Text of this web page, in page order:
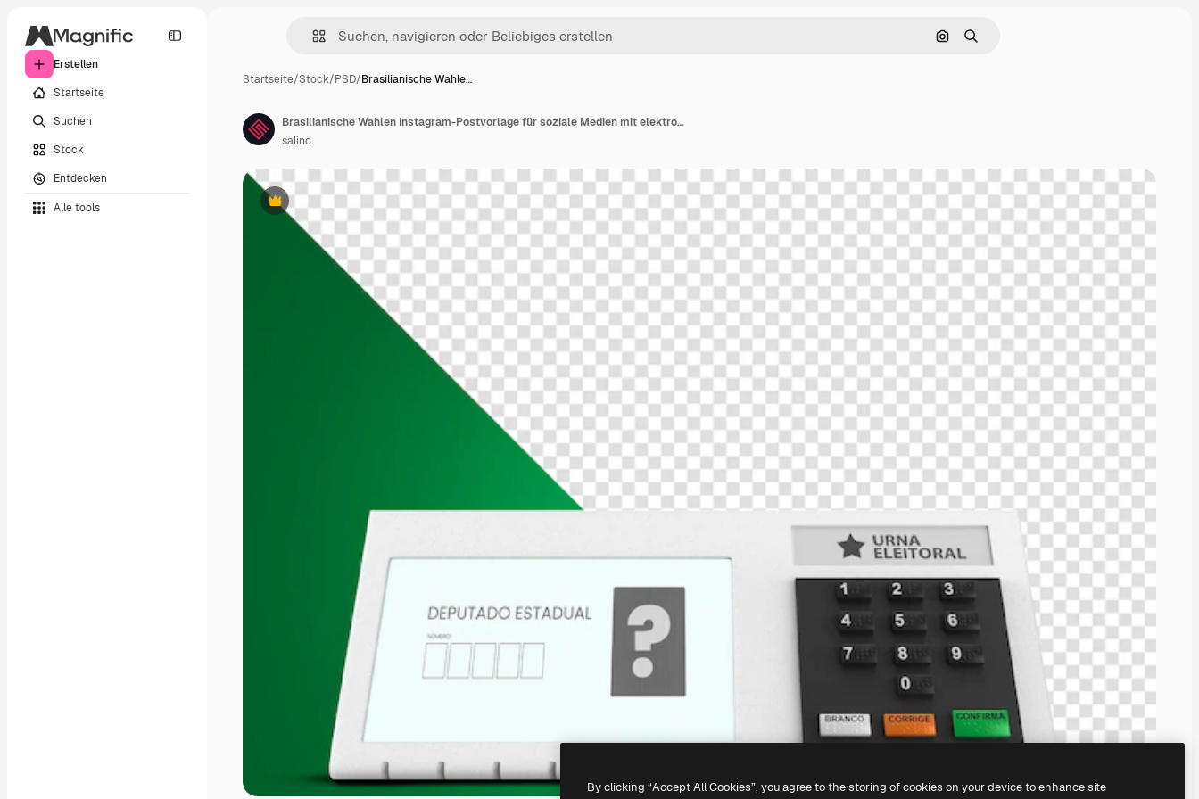
Erstellen
Startseite
Suchen
Stock
Entdecken
Alle tools
Nach Bild suchen
Suchen
Startseite/Stock/PSD/Brasilianische Wahle…
Premium
Brasilianische Wahlen Instagram-Postvorlage für soziale Medien mit elektronischem Wahlmaschinen-Mockup
salino
By clicking “Accept All Cookies”, you agree to the storing of cookies on your device to enhance site